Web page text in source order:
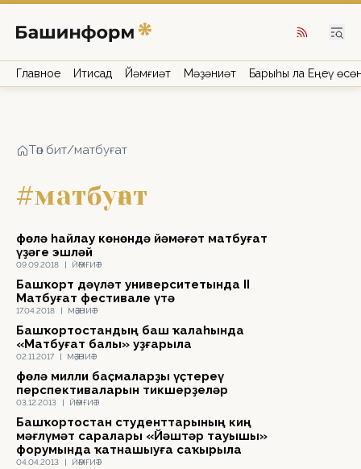
Главное Иҡтисад Йәмғиәт Мәҙәниәт Барыһы ла Еңеү
Төп бит/матбуғат
#матбуғат
09.09.2018 | ЙӘМҒИӘТ
Өфөлә һайлау көнөндә йәмәғәт матбуғат
үҙәге эшләй
17.04.2018 | МӘҘӘНИӘТ
Башҡорт дәүләт университетында II
Матбуғат фестивале үтә
02.11.2017 | МӘҘӘНИӘТ
Башҡортостандың баш ҡалаһында
«Матбуғат балы» уҙғарыла
03.12.2013 | ЙӘМҒИӘТ
Өфөлә милли баҫмаларҙы үҫтереү
перспективаларын тикшерҙеләр
04.04.2013 | ЙӘМҒИӘТ
Башҡортостан студенттарының киң
мәғлүмәт саралары «Йәштәр тауышы»
форумында ҡатнашыуға саҡырыла